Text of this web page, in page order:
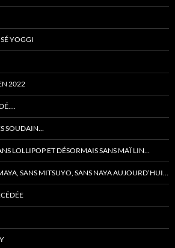
YOGGI
2022
SOUDAIN…
LOLLIPOP ET DÉSORMAIS SANS MAÏ LIN…
SANS MITSUYO, SANS NAYA AUJOURD’HUI…